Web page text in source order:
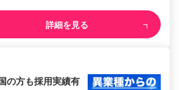
詳細を見る
の方も採用実績有